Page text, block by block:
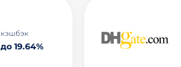
кэшбэк
до 19.64%